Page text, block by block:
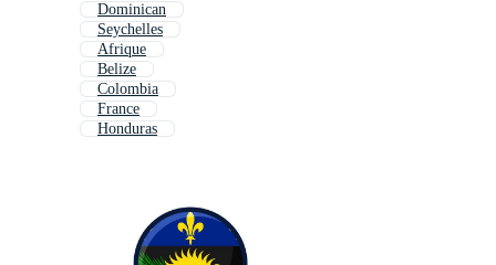
Dominican
Seychelles
Afrique
Belize
Colombia
France
Honduras